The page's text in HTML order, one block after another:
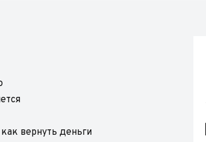
вернуть деньги